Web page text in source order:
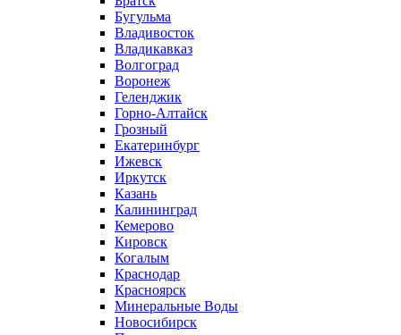
Бугульма
Владивосток
Владикавказ
Волгоград
Воронеж
Геленджик
Горно-Алтайск
Грозный
Екатеринбург
Ижевск
Иркутск
Казань
Калининград
Кемерово
Кировск
Когалым
Краснодар
Красноярск
Минеральные Воды
Новосибирск